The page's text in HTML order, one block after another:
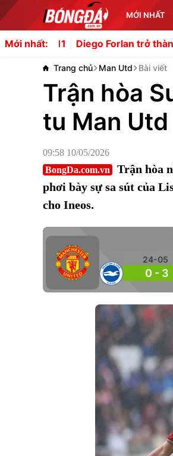
MỚI NHẤT
Mới nhất:
Diego Forlan trở thành tân HLV
Trang chủ Man Utd Bài viết
Trận hòa
tu Man Utd
09:58 10/05/2026
BongDa.com.vn
Trận hòa
phơi bày sự sa sút của
cho Ineos.
24-05
0 - 3